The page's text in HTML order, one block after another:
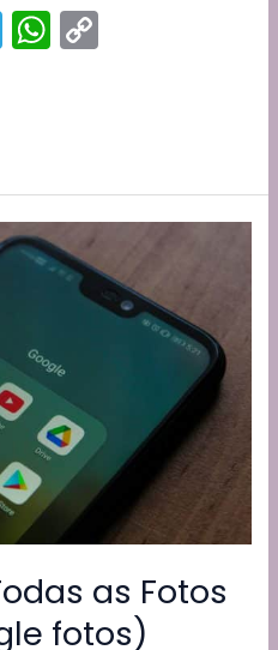
T
el
a
m
W
h
A
p
p
Li
n
k
as Fotos
fotos)